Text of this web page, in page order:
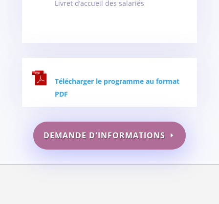
Livret d’accueil des salariés
Télécharger le programme au format
PDF
DEMANDE D'INFORMATIONS